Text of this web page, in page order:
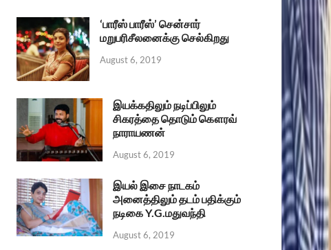
‘பாரீஸ் பாரீஸ்’ சென்சார்
மறுபரிசீலனைக்கு செல்கிறது
August 6, 2019
இயக்கதிலும் நடிப்பிலும்
சிகரத்தை தொடும் கௌரவ்
நாராயணன்
August 6, 2019
இயல் இசை நாடகம்
அனைத்திலும் தடம் பதிக்கும்
நடிகை Y.G.மதுவந்தி
August 6, 2019